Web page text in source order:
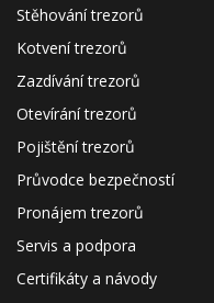
Stěhování trezorů
Kotvení trezorů
Zazdívání trezorů
Otevírání trezorů
Pojištění trezorů
Průvodce bezpečností
Pronájem trezorů
Servis a podpora
Certifikáty a návody